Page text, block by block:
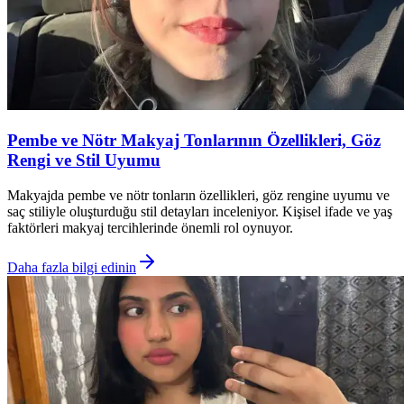
Pembe ve Nötr Makyaj Tonlarının Özellikleri, Göz
Rengi ve Stil Uyumu
Makyajda pembe ve nötr tonların özellikleri, göz rengine uyumu ve
saç stiliyle oluşturduğu stil detayları inceleniyor. Kişisel ifade ve yaş
faktörleri makyaj tercihlerinde önemli rol oynuyor.
Daha fazla bilgi edinin